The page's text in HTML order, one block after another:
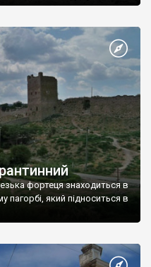
фортеця знаходиться в
пагорбі, який підноситься в